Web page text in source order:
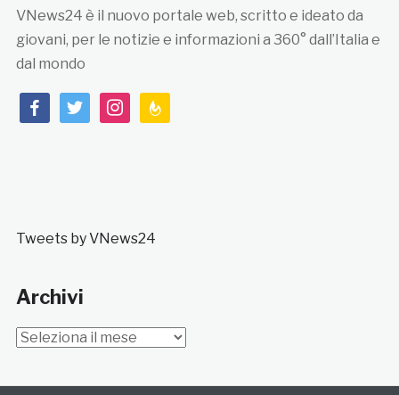
VNews24 è il nuovo portale web, scritto e ideato da
giovani, per le notizie e informazioni a 360° dall’Italia e
dal mondo
facebooktwitterinstagramfeedburner
Tweets by VNews24
Archivi
Archivi